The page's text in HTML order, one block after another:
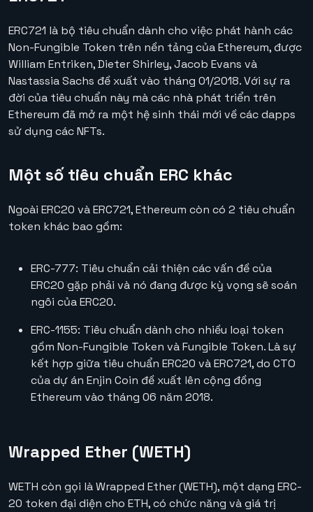
ERC721 là bộ tiêu chuẩn dành cho việc phát hành các
Non-Fungible Token trên nền tảng của Ethereum, được
William Entriken, Dieter Shirley, Jacob Evans và
Nastassia Sachs đề xuất vào tháng 01/2018. Với sự ra
đời của tiêu chuẩn này mà các nhà phát triển trên
Ethereum đã mở ra một hệ sinh thái mới về các dapps
sử dụng các NFTs.
Một số tiêu chuẩn ERC khác
Ngoài ERC20 và ERC721, Ethereum còn có 2 tiêu chuẩn
token khác bao gồm:
ERC-777: Tiêu chuẩn cải thiện các vấn đề của
ERC20 gặp phải và nó đang được kỳ vọng sẽ soán
ngôi của ERC20.
ERC-1155: Tiêu chuẩn dành cho nhiều loại token
gồm Non-Fungible Token và Fungible Token. Là sự
kết hợp giữa tiêu chuẩn ERC20 và ERC721, do CTO
của dự án Enjin Coin đề xuất lên cộng đồng
Ethereum vào tháng 06 năm 2018.
Wrapped Ether (WETH)
WETH còn gọi là Wrapped Ether (WETH), một dạng ERC-
20 token đại diện cho ETH, có chức năng và giá trị